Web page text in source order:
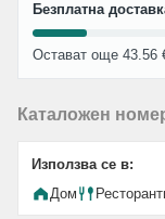
Безплатна
Остават още 43.56
Каталожен
Използва се в:
Дом